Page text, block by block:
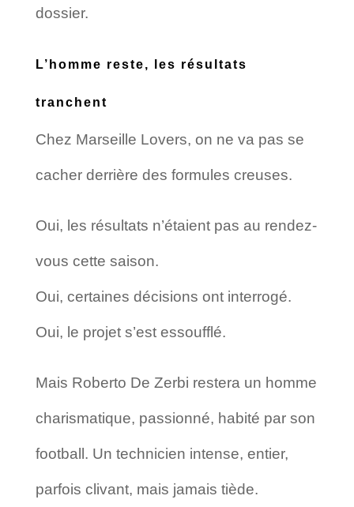
dossier.
L’homme reste, les résultats
tranchent
Chez Marseille Lovers, on ne va pas se
cacher derrière des formules creuses.
Oui, les résultats n’étaient pas au rendez-
vous cette saison.
Oui, certaines décisions ont interrogé.
Oui, le projet s’est essoufflé.
Mais Roberto De Zerbi restera un homme
charismatique, passionné, habité par son
football. Un technicien intense, entier,
parfois clivant, mais jamais tiède.